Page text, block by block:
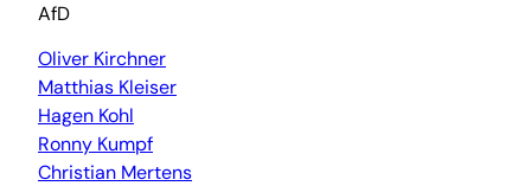
AfD
Oliver Kirchner
Matthias Kleiser
Hagen Kohl
Ronny Kumpf
Christian Mertens